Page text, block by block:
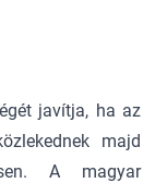
javítja, ha az
majd
A magyar